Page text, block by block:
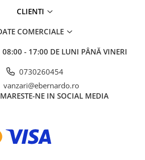
acoperire
verticala
pentru
de găurit și
de șlefuit
CLIENTI
COMERCIALE
08:00 - 17:00 DE LUNI PÂNĂ VINERI
0730260454
vanzari@ebernardo.ro
NE IN SOCIAL MEDIA